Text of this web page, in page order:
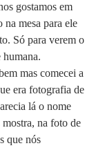
gostamos em
mesa para ele
Só para verem o
humana.
mas comecei a
era fotografia de
lá o nome
na foto de
que nós